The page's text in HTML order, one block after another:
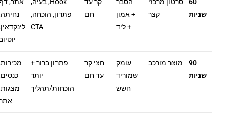
60
שניות
סרטון מרכזי
קצר
הסבר
+ אמון
+ ליד
קר עד
חם
Hook, בעיה,
פתרון, הוכחה,
CTA
אתר,
90
שניות
מוצר מורכב
עומק
שמוריד
חשש
חצי קר
עד חם
פתרון ברור +
יותר
הוכחות/תהליך